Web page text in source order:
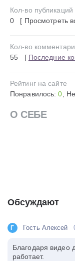
Кол-во публикаций
0 [ Просмотреть
Кол-во
55 [ Последние
Рейтинг на сайте
Понравилось:0 ,
О СЕБЕ
Обсуждают
Г Гость Алексей
Благодаря видео
работает.